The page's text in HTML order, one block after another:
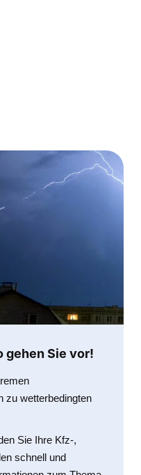
gehen Sie vor!
zu wetterbedingten
Sie Ihre Kfz-,
schnell und